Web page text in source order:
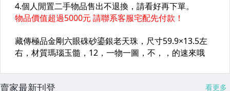
賣家最新刊登 看更多